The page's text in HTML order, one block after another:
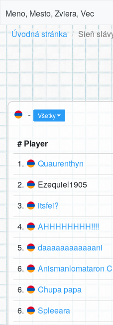
Meno, Mesto, Zviera, Vec
Úvodná stránka Sieň
- Všetky
# Player
1.
Quaurenthyn
2. Ezequiel1905
3. itsfei?
4. AHHHHHHHH!!!!
5. daaaaaaaaaaaani
6. Anismanlomataron
6. Chupa papa
6. Spleeara